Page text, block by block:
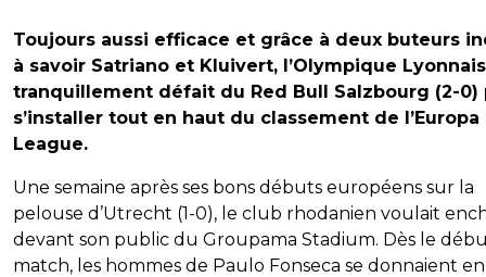
Toujours aussi efficace et grâce à deux buteurs
à savoir Satriano et Kluivert, l’Olympique Lyonnais
tranquillement défait du Red Bull Salzbourg (2-0)
s’installer tout en haut du classement de l’Europa
League.
Une semaine après ses bons débuts européens sur la
pelouse d’Utrecht (1-0), le club rhodanien voulait
devant son public du Groupama Stadium. Dès le
match, les hommes de Paulo Fonseca se donnaient